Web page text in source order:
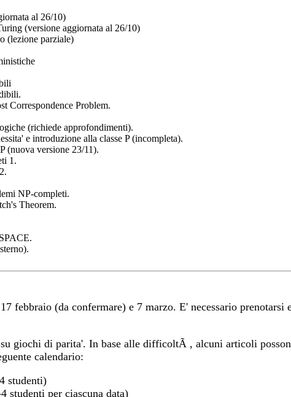
al 26/10)
(versione aggiornata al 26/10)
(lezione parziale)
Correspondence Problem.
(richiede approfondimenti).
e introduzione alla classe P (incompleta).
(nuova versione 23/11).
1.
NP-completi.
Theorem.
febbraio (da confermare) e 7 marzo. E' necessario
giochi di parita'. In base alle difficoltÃ , alcuni articoli
calendario:
studenti)
studenti per ciascuna data)